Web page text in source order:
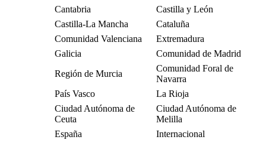
Cantabria
Castilla y León
Castilla-La Mancha
Cataluña
Comunidad Valenciana
Extremadura
Galicia
Comunidad de Madrid
Región de Murcia
Comunidad Foral de
Navarra
País Vasco
La Rioja
Ciudad Autónoma de
Ceuta
Ciudad Autónoma de
Melilla
España
Internacional